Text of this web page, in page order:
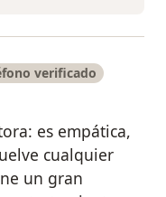
verificado
es empática,
cualquier
un gran